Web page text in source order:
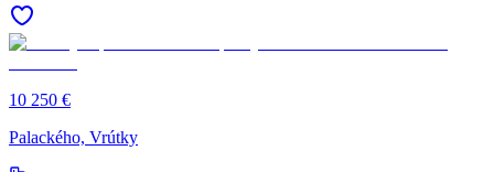
10 250 €
Palackého, Vrútky